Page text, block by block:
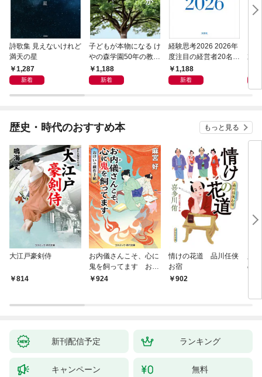
詩歌集 見えないけれど
満天の星
1,287
新着
子どもが本物になる け
やの森学園50年の教育
から見えてきたもの
1,188
新着
経験思考2026 2026年
度注目の経営者20名の
経験知が拓く、ニッポ
ンの近未来
1,188
新着
末記
歴史・時代のおすすめ本 もっと見る
大江戸豪剣侍
814
お内儀さんこそ、心に
鬼を飼ってます おけ
いの戯作手帖
924
情けの花道 品川任侠
お宿
902
の
新刊配信予定 ランキング
キャンペーン 無料